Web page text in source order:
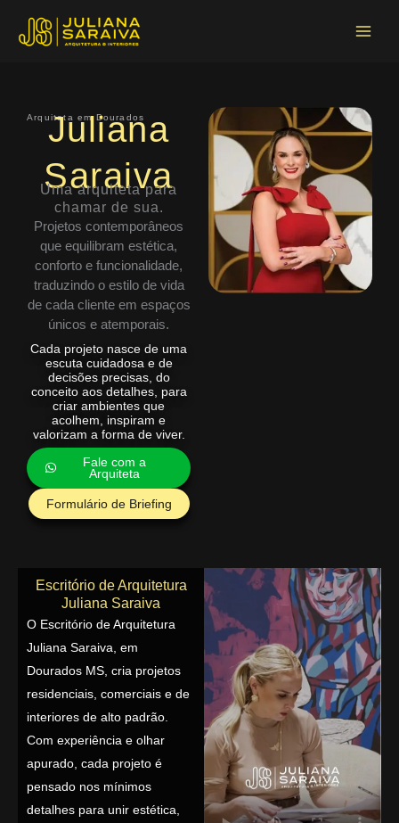
Arquiteta em Dourados
Juliana
Saraiva
Uma arquiteta para
chamar de sua.
Projetos contemporâneos
que equilibram estética,
conforto e funcionalidade,
traduzindo o estilo de vida
de cada cliente em espaços
únicos e atemporais.
Cada projeto nasce de uma
escuta cuidadosa e de
decisões precisas, do
conceito aos detalhes, para
criar ambientes que
acolhem, inspiram e
valorizam a forma de viver.
Fale com a
Arquiteta
Formulário de Briefing
Escritório de Arquitetura
Juliana Saraiva
O Escritório de Arquitetura
Juliana Saraiva, em
Dourados MS, cria projetos
residenciais, comerciais e de
interiores de alto padrão.
Com experiência e olhar
apurado, cada projeto é
pensado nos mínimos
detalhes para unir estética,